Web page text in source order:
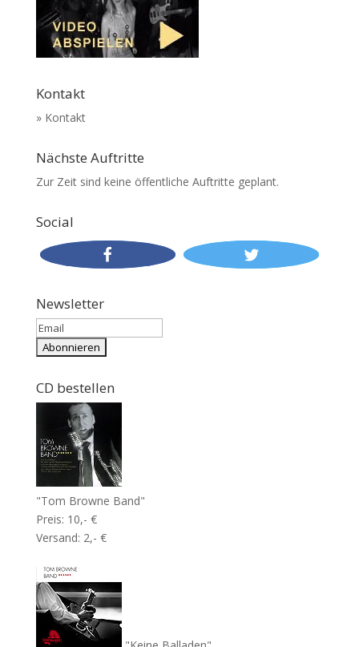
Kontakt
» Kontakt
Nächste Auftritte
Zur Zeit sind keine öffentliche Auftritte geplant.
Social
Newsletter
CD bestellen
"Tom Browne Band"
Preis: 10,- €
Versand: 2,- €